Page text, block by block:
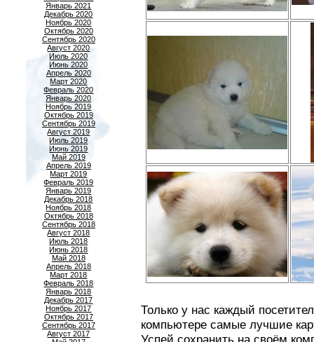
Январь 2021
Декабрь 2020
Ноябрь 2020
Октябрь 2020
Сентябрь 2020
Август 2020
Июль 2020
Июнь 2020
Апрель 2020
Март 2020
Февраль 2020
Январь 2020
Ноябрь 2019
Октябрь 2019
Сентябрь 2019
Август 2019
Июль 2019
Июнь 2019
Май 2019
Апрель 2019
Март 2019
Февраль 2019
Январь 2019
Декабрь 2018
Ноябрь 2018
Октябрь 2018
Сентябрь 2018
Август 2018
Июль 2018
Июнь 2018
Май 2018
Апрель 2018
Март 2018
Февраль 2018
Январь 2018
Декабрь 2017
Ноябрь 2017
Октябрь 2017
Сентябрь 2017
Август 2017
Только у нас каждый
компьютере самые лучшие
Успей сохранить на своём